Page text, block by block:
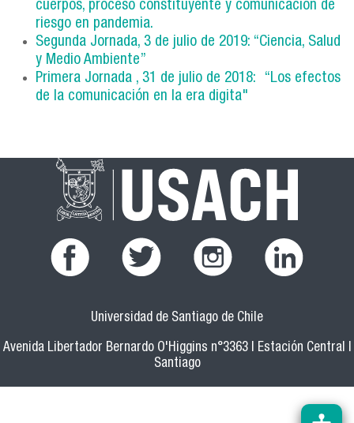
cuerpos, proceso constituyente y comunicación de
riesgo en pandemia.
Segunda Jornada, 3 de julio de 2019: “Ciencia, Salud
y Medio Ambiente”
Primera Jornada , 31 de julio de 2018: “Los efectos
de la comunicación en la era digita"
Universidad de Santiago de Chile
Avenida Libertador Bernardo O'Higgins n°3363 | Estación Central |
Santiago